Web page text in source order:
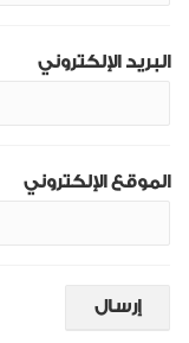
البريد الإلكتروني
الموقع الإلكتروني